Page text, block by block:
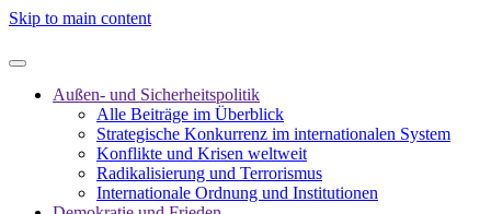
Skip to main content
Außen- und Sicherheitspolitik
Alle Beiträge im Überblick
Strategische Konkurrenz im internationalen System
Konflikte und Krisen weltweit
Radikalisierung und Terrorismus
Internationale Ordnung und Institutionen